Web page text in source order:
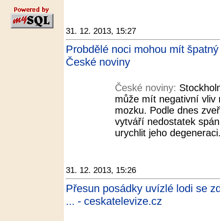
31. 12. 2013, 15:27
Probdělé noci mohou mít
České noviny
České noviny:
může mít negativní vliv
mozku. Podle dnes
vytváří nedostatek
urychlit jeho
31. 12. 2013, 15:26
Přesun posádky uvízlé lodi se
... - ceskatelevize.cz